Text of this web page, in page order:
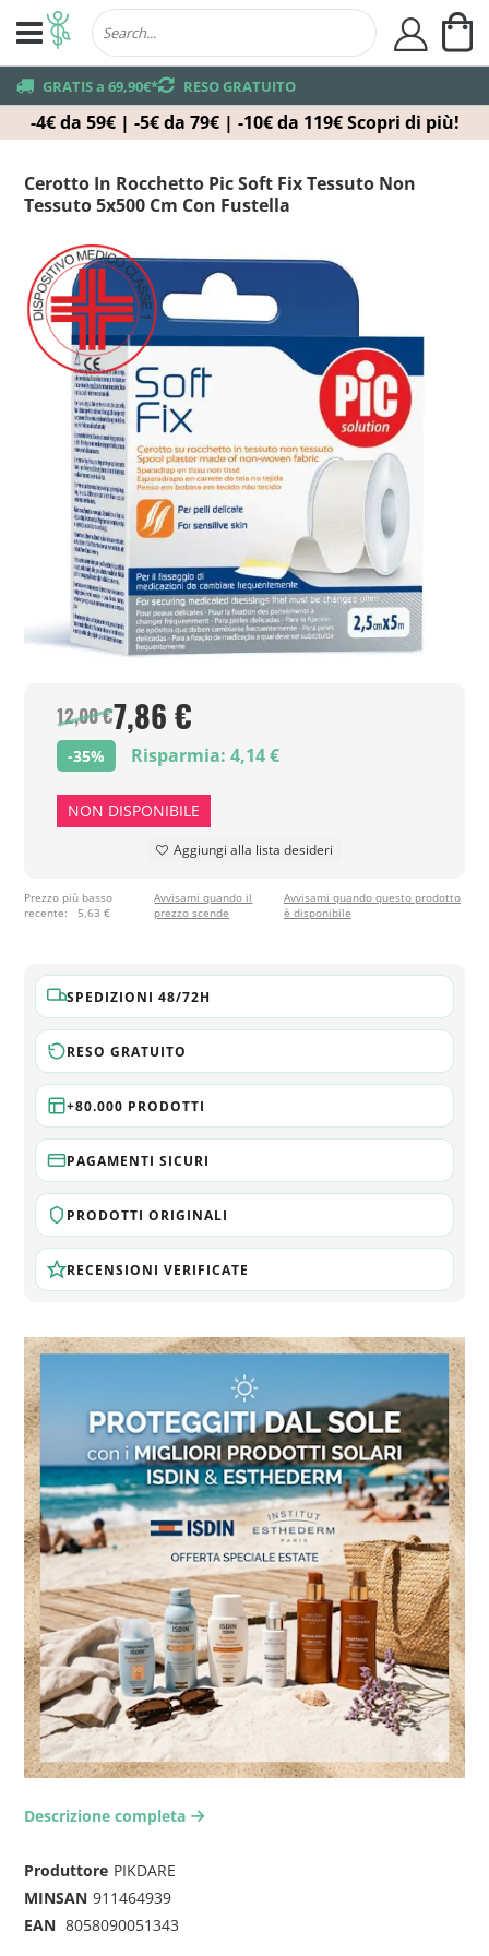
-4€ da 59€ | -5€ da 79€ | -10€ da 119€ Scopri di più!
truck GRATIS a 69,90€*returns RESO GRATUITO
user
Cerotto In Rocchetto Pic Soft Fix Tessuto Non
Tessuto 5x500 Cm Con Fustella
12,00 €7,86 €
-35% Risparmia: 4,14 €
NON DISPONIBILE
Aggiungi alla lista desideri
Prezzo più basso
recente:
5,63 €
Avvisami quando il
prezzo scende
Avvisami quando questo prodotto
è disponibile
SPEDIZIONI 48/72H
RESO GRATUITO
+80.000 PRODOTTI
PAGAMENTI SICURI
PRODOTTI ORIGINALI
RECENSIONI VERIFICATE
Descrizione completa arrow-right2
Produttore PIKDARE
MINSAN 911464939
EAN 8058090051343